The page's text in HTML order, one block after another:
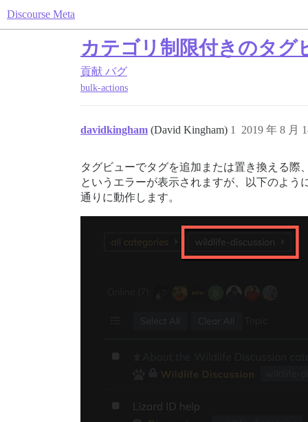
Discourse Meta
カテゴリ制限付きのタグ
貢献 バグ
bulk-actions
davidkingham (David Kingham) 2019 年 8 月
1
タグビューでタグを追加または置き換える
というエラーが表示されますが、以下のよ
通りに動作します。